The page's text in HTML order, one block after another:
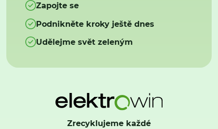
Zapojte se
Podnikněte kroky ještě dnes
Udělejme svět zeleným
Zrecyklujeme každé